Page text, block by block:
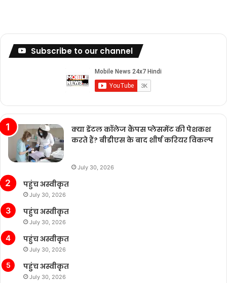
Subscribe to our channel
क्या डेंटल कॉलेज कैंपस प्लेसमेंट की पेशकश
करते हैं? बीडीएस के बाद शीर्ष करियर विकल्प
July 30, 2026
पहुंच अस्वीकृत
July 30, 2026
पहुंच अस्वीकृत
July 30, 2026
पहुंच अस्वीकृत
July 30, 2026
पहुंच अस्वीकृत
July 30, 2026